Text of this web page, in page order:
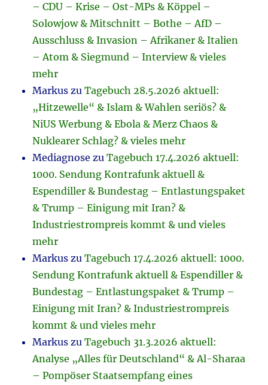
– CDU – Krise – Ost-MPs & Köppel –
Solowjow & Mitschnitt – Bothe – AfD –
Ausschluss & Invasion – Afrikaner & Italien
– Atom & Siegmund – Interview & vieles
mehr
Markus zuTagebuch 28.5.2026 aktuell:
„Hitzewelle“ & Islam & Wahlen seriös? &
NiUS Werbung & Ebola & Merz Chaos &
Nuklearer Schlag? & vieles mehr
Mediagnose zuTagebuch 17.4.2026 aktuell:
1000. Sendung Kontrafunk aktuell &
Espendiller & Bundestag – Entlastungspaket
& Trump – Einigung mit Iran? &
Industriestrompreis kommt & und vieles
mehr
Markus zuTagebuch 17.4.2026 aktuell: 1000.
Sendung Kontrafunk aktuell & Espendiller &
Bundestag – Entlastungspaket & Trump –
Einigung mit Iran? & Industriestrompreis
kommt & und vieles mehr
Markus zuTagebuch 31.3.2026 aktuell:
Analyse „Alles für Deutschland“ & Al-Sharaa
– Pompöser Staatsempfang eines